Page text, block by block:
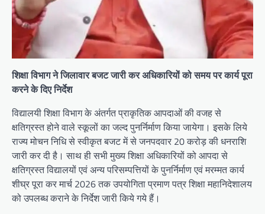
शिक्षा विभाग ने जिलावार बजट जारी कर अधिकारियों को समय पर कार्य पूरा
करने के दिए निर्देश
विद्यालयी शिक्षा विभाग के अंतर्गत प्राकृतिक आपदाओं की वजह से
क्षतिग्रस्त होने वाले स्कूलों का जल्द पुनर्निर्माण किया जायेगा। इसके लिये
राज्य मोचन निधि से स्वीकृत बजट में से जनपदवार 20 करोड़ की धनराशि
जारी कर दी है। साथ ही सभी मुख्य शिक्षा अधिकारियों को आपदा से
क्षतिग्रस्त विद्यालयों एवं अन्य परिसम्पत्तियों के पुनर्निर्माण एवं मरम्मत कार्य
शीघ्र पूरा कर मार्च 2026 तक उपयोगिता प्रमाण पत्र शिक्षा महानिदेशालय
को उपलब्ध कराने के निर्देश जारी किये गये हैं।